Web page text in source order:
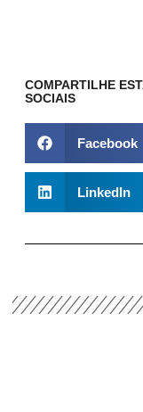
COMPARTILHE
SOCIAIS
Facebook
LinkedIn